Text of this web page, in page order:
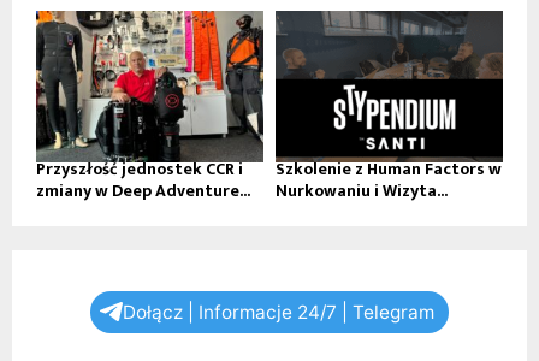
Przyszłość jednostek CCR i
zmiany w Deep Adventure...
Szkolenie z Human Factors w
Nurkowaniu i Wizyta...
Dołącz | Informacje 24/7 | Telegram